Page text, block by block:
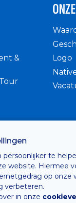
persoonlijker te
website. Hiermee
op onze
verbeteren.
in onze
&
Logo